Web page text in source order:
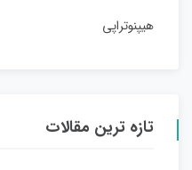
هیپنوتراپی
تازه ترین مقالات